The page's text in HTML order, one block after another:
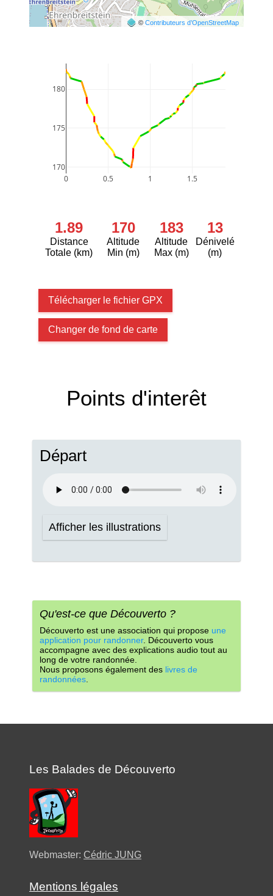
©Contributeurs d’OpenStreetMap
0 0.5 1 1.5
170
175
180
1.89
Distance
Totale (km)
170
Altitude
Min (m)
183
Altitude
Max (m)
13
Dénivelé
(m)
Télécharger le fichier GPX
Changer de fond de carte
Points d'interêt
Départ
Afficher les illustrations
Qu'est-ce que Découverto ?
Découverto est une association qui propose une
application pour randonner. Découverto vous
accompagne avec des explications audio tout au
long de votre randonnée.
Nous proposons également des livres de
randonnées
Les Balades de Découverto
Webmaster: Cédric JUNG
Mentions légales